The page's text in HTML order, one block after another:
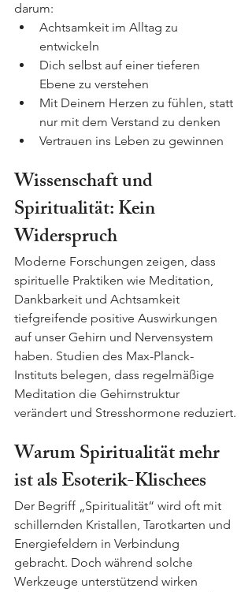
darum:
Achtsamkeit im Alltag zu
entwickeln
Dich selbst auf einer tieferen
Ebene zu verstehen
Mit Deinem Herzen zu fühlen, statt
nur mit dem Verstand zu denken
Vertrauen ins Leben zu gewinnen
Wissenschaft und
Spiritualität: Kein
Widerspruch
Moderne Forschungen zeigen, dass
spirituelle Praktiken wie Meditation,
Dankbarkeit und Achtsamkeit
tiefgreifende positive Auswirkungen
auf unser Gehirn und Nervensystem
haben. Studien des Max-Planck-
Instituts belegen, dass regelmäßige
Meditation die Gehirnstruktur
verändert und Stresshormone reduziert.
Warum Spiritualität mehr
ist als Esoterik-Klischees
Der Begriff „Spiritualität“ wird oft mit
schillernden Kristallen, Tarotkarten und
Energiefeldern in Verbindung
gebracht. Doch während solche
Werkzeuge unterstützend wirken